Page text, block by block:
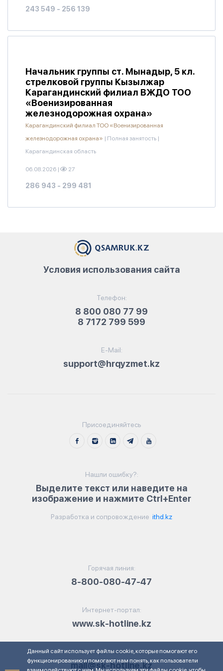
243 549 - 256 139
Начальник группы ст. Мынадыр, 5 кл.
стрелковой группы Кызылжар
Карагандинский филиал ВЖДО ТОО
«Военизированная
железнодорожная охрана»
Карагандинский филиал ТОО «Военизированная
железнодорожная охрана» | Полная занятость |
Карагандинская область
06.08.2026 | 27
286 943 - 299 481
Телефон:
8 800 080 77 99
8 7172 799 599
E-Mail:
support@hrqyzmet.kz
Условия использования сайта
Присоединяйтесь
Нашли ошибку?:
Выделите текст или наведите на
изображение и нажмите Ctrl+Enter
Разработка и сопровождение ithd.kz
Горячая линия:
8-800-080-47-47
Интернет-портал:
www.sk-hotline.kz
Электронная почта:
mail@sk-hotline.kz
Данный сайт использует файлы cookie, которые помогают его
функционированию и помогают нам понять, как пользователи